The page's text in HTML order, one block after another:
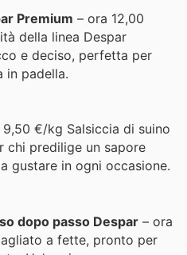
Premium – ora 12,00
della linea Despar
e deciso, perfetta per
in padella.
9,50 €/kg Salsiccia di suino
chi predilige un sapore
gustare in ogni occasione.
dopo passo Despar – ora
a fette, pronto per